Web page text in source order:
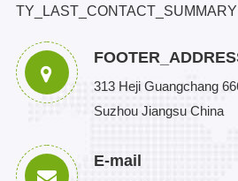
TY_LAST_CONTACT_SUMMARY
313 Heji Guangchang
Suzhou Jiangsu China
E-mail